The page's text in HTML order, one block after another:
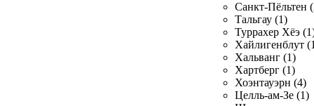
Санкт-Пёльтен
Тальгау (1)
Туррахер Хёэ
Хайлигенблут
Хальванг (1)
Хартберг (1)
Хоэнтауэрн (4)
Целль-ам-Зе (1)